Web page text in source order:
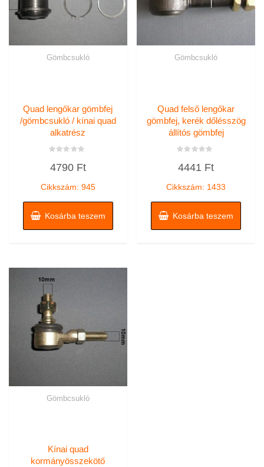
Gömbcsukló
Quad lengőkar gömbfej
/gömbcsukló / kínai quad
alkatrész
0
4790 Ft
Cikkszám: 945
Kosárba teszem
Gömbcsukló
Quad felső lengőkar
gömbfej, kerék dőlésszög
állítós gömbfej
0
4441 Ft
Cikkszám: 1433
Kosárba teszem
Gömbcsukló
Kínai quad
kormányösszekötő